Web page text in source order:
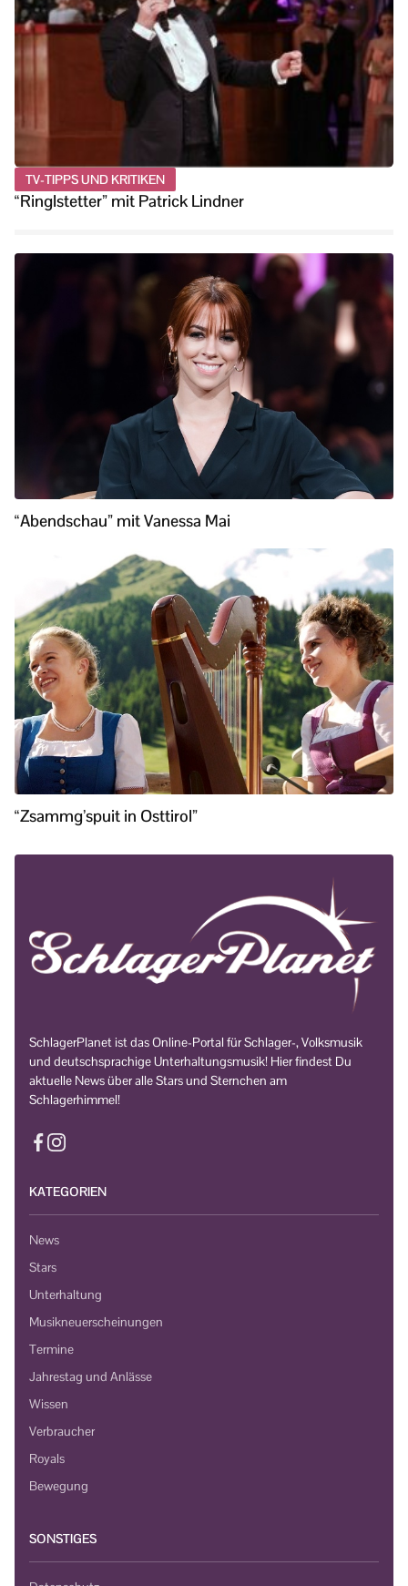
TV-TIPPS UND KRITIKEN
“Ringlstetter” mit Patrick Lindner
“Abendschau” mit Vanessa Mai
“Zsammg’spuit in Osttirol”
SchlagerPlanet ist das Online-Portal für Schlager-, Volksmusik
und deutschsprachige Unterhaltungsmusik! Hier findest Du
aktuelle News über alle Stars und Sternchen am
Schlagerhimmel!
KATEGORIEN
News
Stars
Unterhaltung
Musikneuerscheinungen
Termine
Jahrestag und Anlässe
Wissen
Verbraucher
Royals
Bewegung
SONSTIGES